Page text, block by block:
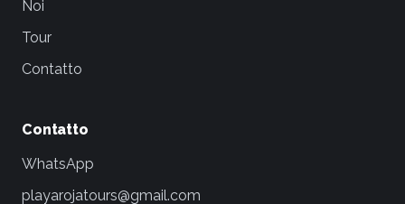
Noi
Tour
Contatto
Contatto
WhatsApp
playarojatours@gmail.com